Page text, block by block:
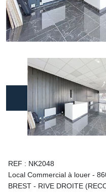
REF : NK2048
Local Commercial à louer -
BREST - RIVE DROITE